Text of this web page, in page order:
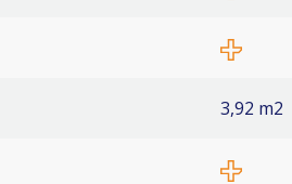
3,92 m2